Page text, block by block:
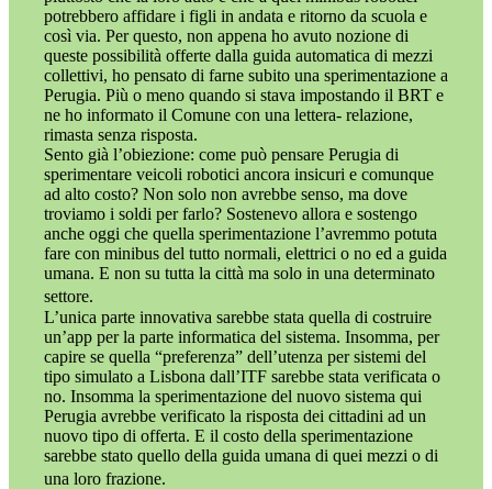
potrebbero affidare i figli in andata e ritorno da scuola e
così via. Per questo, non appena ho avuto nozione di
queste possibilità offerte dalla guida automatica di mezzi
collettivi, ho pensato di farne subito una sperimentazione a
Perugia. Più o meno quando si stava impostando il BRT e
ne ho informato il Comune con una lettera- relazione,
rimasta senza risposta.
Sento già l’obiezione: come può pensare Perugia di
sperimentare veicoli robotici ancora insicuri e comunque
ad alto costo? Non solo non avrebbe senso, ma dove
troviamo i soldi per farlo? Sostenevo allora e sostengo
anche oggi che quella sperimentazione l’avremmo potuta
fare con minibus del tutto normali, elettrici o no ed a guida
umana. E non su tutta la città ma solo in una determinato
settore.
L’unica parte innovativa sarebbe stata quella di costruire
un’app per la parte informatica del sistema. Insomma, per
capire se quella “preferenza” dell’utenza per sistemi del
tipo simulato a Lisbona dall’ITF sarebbe stata verificata o
no. Insomma la sperimentazione del nuovo sistema qui
Perugia avrebbe verificato la risposta dei cittadini ad un
nuovo tipo di offerta. E il costo della sperimentazione
sarebbe stato quello della guida umana di quei mezzi o di
una loro frazione.